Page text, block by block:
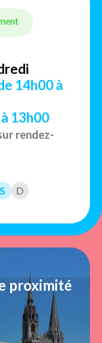
14h00 à
13h00
rendez-
S D
proximité